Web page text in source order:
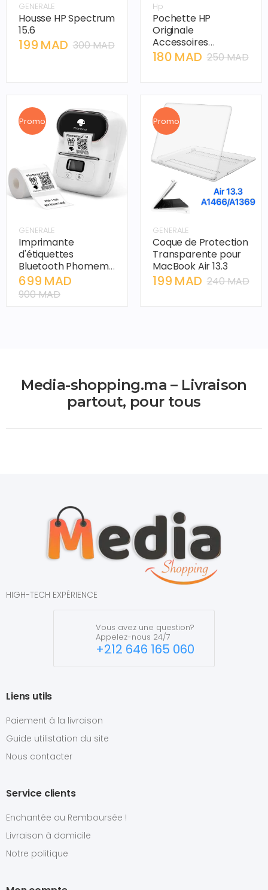
GENERALE
Housse HP Spectrum
15.6
199 MAD 300 MAD
Hp
Pochette HP
Originale
Accessoires
Électroniques – Tissu
Bandoulière
Réglable
180 MAD 250 MAD
Promo
GENERALE
Imprimante
d'étiquettes
Bluetooth Phomemo
M110
699 MAD
900 MAD
Promo
GENERALE
Coque de Protection
Transparente pour
MacBook Air 13.3
199 MAD 240 MAD
Media-shopping.ma – Livraison
partout, pour tous
HIGH-TECH EXPÉRIENCE
Vous avez une question?
Appelez-nous 24/7
+212 646 165 060
Liens utils
Paiement à la livraison
Guide utilistation du site
Nous contacter
Service clients
Enchantée ou Remboursée !
Livraison à domicile
Notre politique